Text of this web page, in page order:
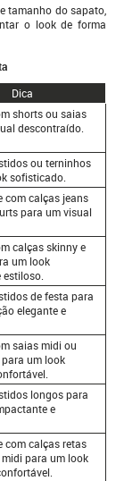
tamanho do sapato,
o look de forma
Dica
shorts ou saias
descontraído.
ou terninhos
sofisticado.
com calças jeans
para um visual
calças skinny e
um look
estiloso.
de festa para
elegante e
saias midi ou
um look
longos para
e
com calças retas
para um look